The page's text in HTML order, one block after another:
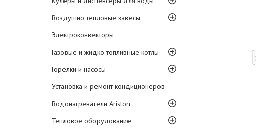
Воздушно тепловые завесы
Электроконвекторы
Газовые и жидко топливные котлы
Горелки и насосы
Установка и ремонт кондиционеров
Водонагреватели Ariston
Тепловое оборудование